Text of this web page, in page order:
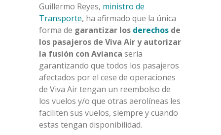
Guillermo Reyes, ministro de
Transporte, ha afirmado que la única
forma de garantizar los derechos de
los pasajeros de Viva Air y autorizar
la fusión con Avianca sería
garantizando que todos los pasajeros
afectados por el cese de operaciones
de Viva Air tengan un reembolso de
los vuelos y/o que otras aerolíneas les
faciliten sus vuelos, siempre y cuando
estas tengan disponibilidad.